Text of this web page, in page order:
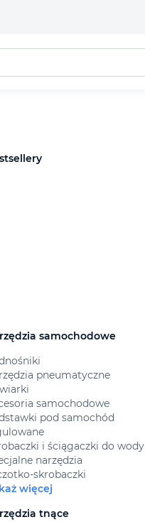
samochodowe
pneumatyczne
samochodowe
pod samochód
i ściągaczki do wody
narzędzia
skrobaczki
więcej
tnące